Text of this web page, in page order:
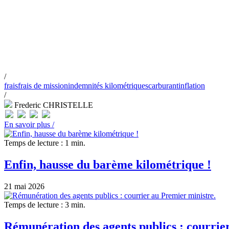
/
fraisfrais de missionindemnités kilométriquescarburantinflation
/
Frederic CHRISTELLE
En savoir plus /
Temps de lecture : 1 min.
Enfin, hausse du barème kilométrique !
21 mai 2026
Temps de lecture : 3 min.
Rémunération des agents publics :